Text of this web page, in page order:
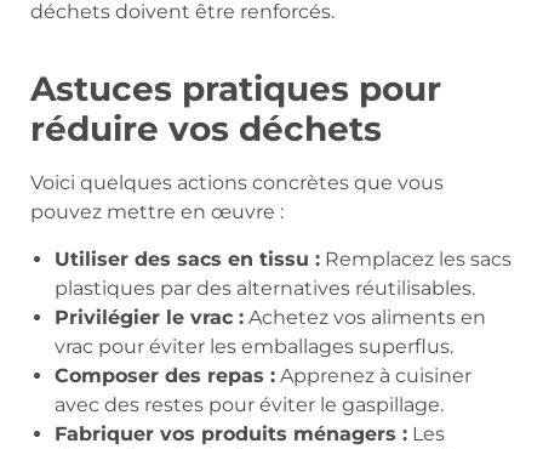
déchets doivent être renforcés.
Astuces pratiques pour
réduire vos déchets
Voici quelques actions concrètes que vous
pouvez mettre en œuvre :
Utiliser des sacs en tissu : Remplacez les sacs
plastiques par des alternatives réutilisables.
Privilégier le vrac : Achetez vos aliments en
vrac pour éviter les emballages superflus.
Composer des repas : Apprenez à cuisiner
avec des restes pour éviter le gaspillage.
Fabriquer vos produits ménagers : Les